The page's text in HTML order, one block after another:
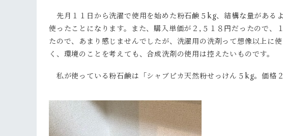
先月１１日から洗濯で使用を始めた粉石鹸５kg、結構な量がある
使ったことになります。また、購入単価が２,５１８円だったので
たので、あまり感じませんでしたが、洗濯用の洗剤って想像以上に
く、環境のことを考えても、合成洗剤の使用は控えたいものです。
私が使っている粉石鹸は「シャブピカ天然粉せっけん５kg。価格